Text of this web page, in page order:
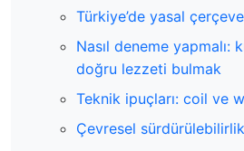
Türkiye’de yasal
Nasıl deneme yapmalı:
doğru lezzeti bulmak
Teknik ipuçları: coil ve
Çevresel